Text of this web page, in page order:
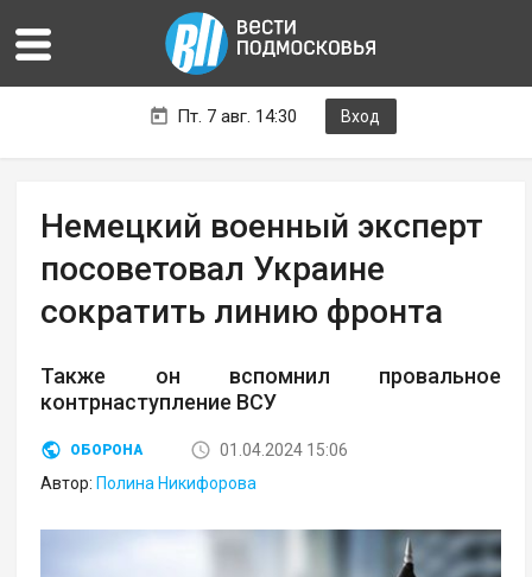
Пт. 7 авг. 14:30 Вход
Немецкий военный эксперт
посоветовал Украине
сократить линию фронта
Также он вспомнил провальное
контрнаступление ВСУ
ОБОРОНА
01.04.2024 15:06
Автор: Полина Никифорова